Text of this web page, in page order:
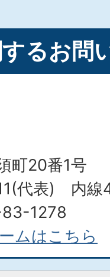
るお問
町20番1号
代表) 内線
1278
ムはこちら